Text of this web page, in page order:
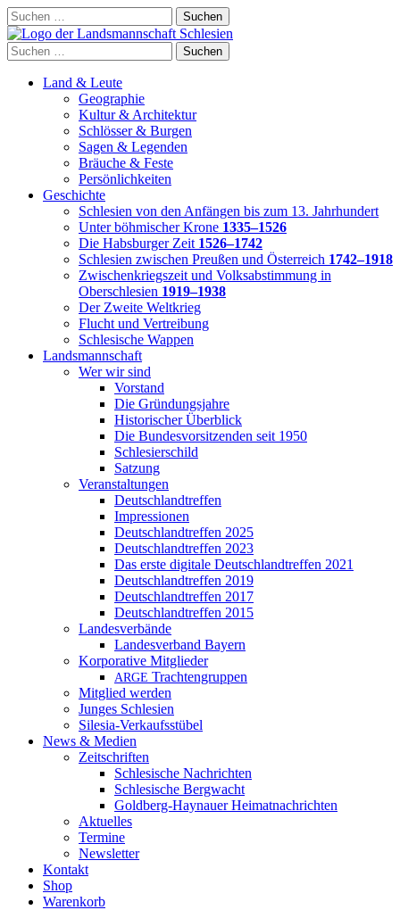
Skip
to
content
Suchen
nach:
Suchen
nach:
Land & Leute
Geographie
Kultur & Architektur
Schlösser & Burgen
Sagen & Legenden
Bräuche & Feste
Persönlichkeiten
Geschichte
Schlesien von den Anfängen bis zum 13. Jahrhundert
Unter böhmischer Krone 1335–1526
Die Habsburger Zeit 1526–1742
Schlesien zwischen Preußen und Österreich 1742–1918
Zwischenkriegszeit und Volksabstimmung in
Oberschlesien 1919–1938
Der Zweite Weltkrieg
Flucht und Vertreibung
Schlesische Wappen
Landsmannschaft
Wer wir sind
Vorstand
Die Gründungsjahre
Historischer Überblick
Die Bundesvorsitzenden seit 1950
Schlesierschild
Satzung
Veranstaltungen
Deutschlandtreffen
Impressionen
Deutschlandtreffen 2025
Deutschlandtreffen 2023
Das erste digitale Deutschlandtreffen 2021
Deutschlandtreffen 2019
Deutschlandtreffen 2017
Deutschlandtreffen 2015
Landesverbände
Landesverband Bayern
Korporative Mitglieder
ARGE Trachtengruppen
Mitglied werden
Junges Schlesien
Silesia-Verkaufsstübel
News & Medien
Zeitschriften
Schlesische Nachrichten
Schlesische Bergwacht
Goldberg-Haynauer Heimatnachrichten
Aktuelles
Termine
Newsletter
Kontakt
Shop
Warenkorb